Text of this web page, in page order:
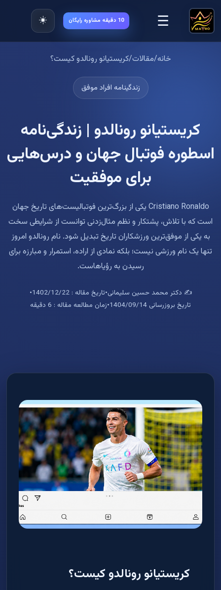
☰
☀️ 10 دقیقه مشاوره رایگان
خانه/مقالات/کریستیانو رونالدو کیست؟
زندگینامه افراد موفق
کریستیانو رونالدو | زندگی‌نامه
اسطوره فوتبال جهان و درس‌هایی
برای موفقیت
Cristiano Ronaldo یکی از بزرگ‌ترین فوتبالیست‌های تاریخ جهان
است که با تلاش، پشتکار و نظم مثال‌زدنی توانست از شرایطی سخت
به یکی از موفق‌ترین ورزشکاران تاریخ تبدیل شود. نام رونالدو امروز
تنها یک نام ورزشی نیست؛ بلکه نمادی از اراده، استمرار و مبارزه برای
رسیدن به رؤیاهاست.
✍️ دکتر محمد حسین سلیمانی•تاریخ مقاله : 1402/12/22
•
تاریخ بروزرسانی 1404/09/14
•زمان مطالعه مقاله : 6 دقیقه
کریستیانو رونالدو کیست؟